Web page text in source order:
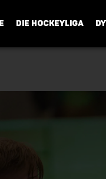
DIE HOCKEYLIGA